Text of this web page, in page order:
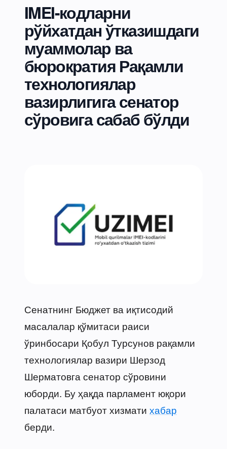
IMEI-кодларни
рўйхатдан ўтказишдаги
муаммолар ва
бюрократия Рақамли
технологиялар
вазирлигига сенатор
сўровига сабаб бўлди
Сенатнинг Бюджет ва иқтисодий
масалалар қўмитаси раиси
ўринбосари Қобул Турсунов рақамли
технологиялар вазири Шерзод
Шерматовга сенатор сўровини
юборди. Бу ҳақда парламент юқори
палатаси матбуот хизмати хабар
берди.